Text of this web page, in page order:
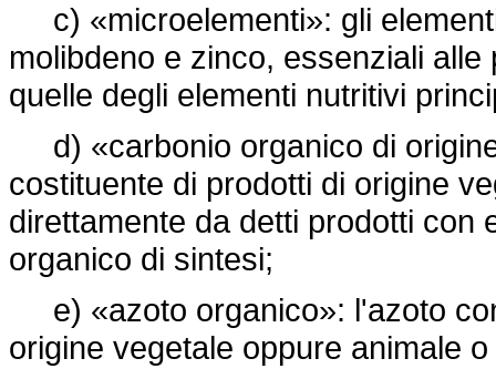
c) «microelementi»: gli
molibdeno e zinco, essenziali
quelle degli elementi nutritivi
d) «carbonio organico di
costituente di prodotti di origine
direttamente da detti prodotti con
organico di sintesi;
e) «azoto organico»: l'azoto
origine vegetale oppure animale